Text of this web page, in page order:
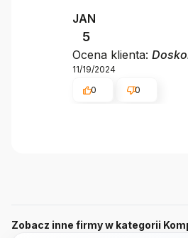
JAN
5
Ocena klienta:
11/19/2024
0
0
Zobacz inne firmy w kategorii